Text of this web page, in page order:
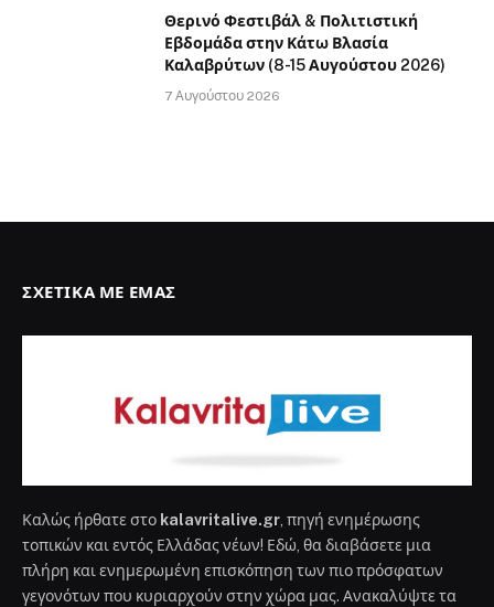
Θερινό Φεστιβάλ & Πολιτιστική
Εβδομάδα στην Κάτω Βλασία
Καλαβρύτων (8-15 Αυγούστου 2026)
7 Αυγούστου 2026
ΣΧΕΤΙΚΆ ΜΕ ΕΜΆΣ
Καλώς ήρθατε στο kalavritalive.gr , πηγή ενημέρωσης
τοπικών και εντός Ελλάδας νέων! Εδώ, θα διαβάσετε μια
πλήρη και ενημερωμένη επισκόπηση των πιο πρόσφατων
γεγονότων που κυριαρχούν στην χώρα μας. Ανακαλύψτε τα